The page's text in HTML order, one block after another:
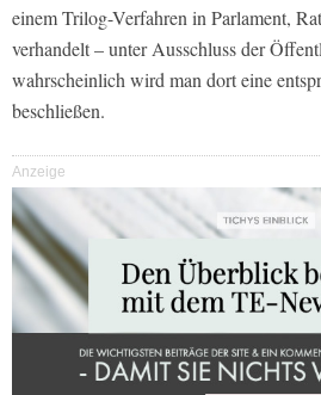
einem Trilog-Verfahren in Parlament,
verhandelt – unter Ausschluss der
wahrscheinlich wird man dort eine
beschließen.
Anzeige